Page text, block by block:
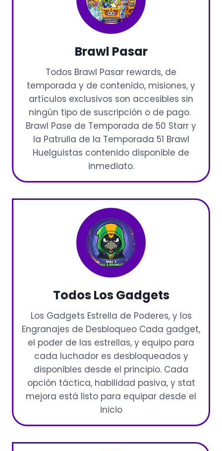
Brawl Pasar
Todos Brawl Pasar rewards, de
temporada y de contenido, misiones, y
artículos exclusivos son accesibles sin
ningún tipo de suscripción o de pago.
Brawl Pase de Temporada de 50 Starr y
la Patrulla de la Temporada 51 Brawl
Huelguistas contenido disponible de
inmediato.
Todos Los Gadgets
Los Gadgets Estrella de Poderes, y los
Engranajes de Desbloqueo Cada gadget,
el poder de las estrellas, y equipo para
cada luchador es desbloqueados y
disponibles desde el principio. Cada
opción táctica, habilidad pasiva, y stat
mejora está listo para equipar desde el
inicio